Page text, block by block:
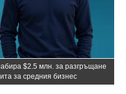
$2.5 млн. за разгръщане
за средния бизнес